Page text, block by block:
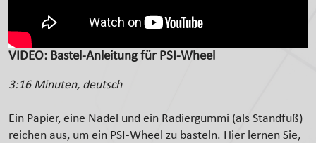
VIDEO: Bastel-Anleitung für PSI-Wheel
3:16 Minuten, deutsch
Ein Papier, eine Nadel und ein Radiergummi (als Standfuß)
reichen aus, um ein PSI-Wheel zu basteln. Hier lernen Sie,